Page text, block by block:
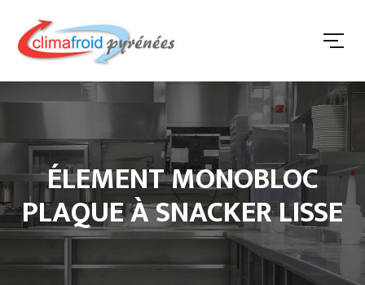
ÉLEMENT MONOBLOC
PLAQUE À SNACKER LISSE